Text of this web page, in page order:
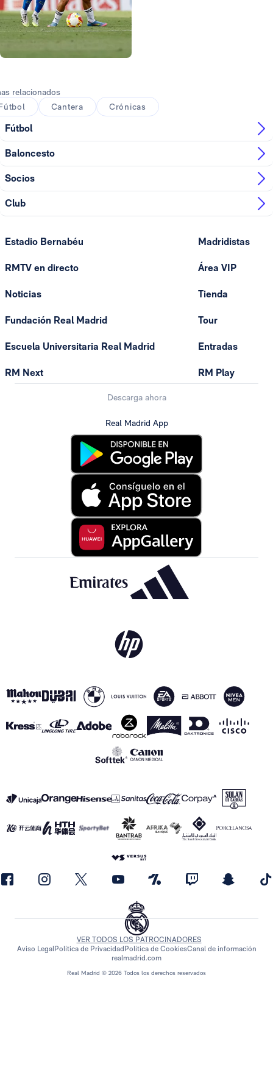
relacionados
Cantera Crónicas
Fútbol
Baloncesto
Socios
Club
Estadio Bernabéu
RMTV en directo
Noticias
Fundación Real Madrid
Escuela Universitaria Real Madrid
RM Next
Madridistas
Área VIP
Tienda
Tour
Entradas
RM Play
Descarga ahora
Real Madrid App
Real Madrid © 2026 Todos los derechos reservados
VER TODOS LOS PATROCINADORES
Aviso LegalPolítica de Privacidad Política de CookiesCanal de información
realmadrid.com